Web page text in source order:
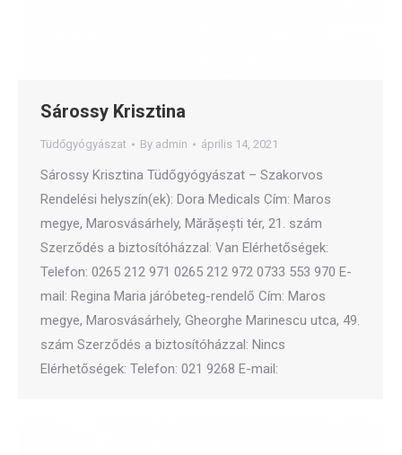
Sárossy Krisztina
Tüdőgyógyászat By admin április 14, 2021
Sárossy Krisztina Tüdőgyógyászat – Szakorvos
Rendelési helyszín(ek): Dora Medicals Cím: Maros
megye, Marosvásárhely, Mărășești tér, 21. szám
Szerződés a biztosítóházzal: Van Elérhetőségek:
Telefon: 0265 212 971 0265 212 972 0733 553 970 E-
mail: Regina Maria járóbeteg-rendelő Cím: Maros
megye, Marosvásárhely, Gheorghe Marinescu utca, 49.
szám Szerződés a biztosítóházzal: Nincs
Elérhetőségek: Telefon: 021 9268 E-mail: